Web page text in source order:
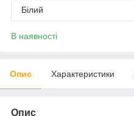
Білий
В наявності
Опис Характеристики
Опис